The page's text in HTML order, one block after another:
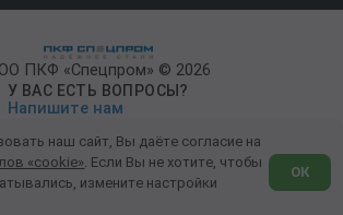
ПКФ «Спецпром» © 2026
У ВАС ЕСТЬ ВОПРОСЫ?
Напишите нам
конфиденциальности
персональных данных
наш сайт, Вы даёте согласие на
«cookie» . Если Вы не хотите, чтобы
измените настройки
ОК